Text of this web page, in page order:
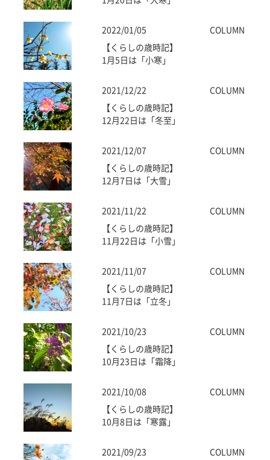
2022/01/05 COLUMN
【くらしの歳時記】
1月5日は「小寒」
2021/12/22 COLUMN
【くらしの歳時記】
12月22日は「冬至」
2021/12/07 COLUMN
【くらしの歳時記】
12月7日は「大雪」
2021/11/22 COLUMN
【くらしの歳時記】
11月22日は「小雪」
2021/11/07 COLUMN
【くらしの歳時記】
11月7日は「立冬」
2021/10/23 COLUMN
【くらしの歳時記】
10月23日は「霜降」
2021/10/08 COLUMN
【くらしの歳時記】
10月8日は「寒露」
2021/09/23 COLUMN